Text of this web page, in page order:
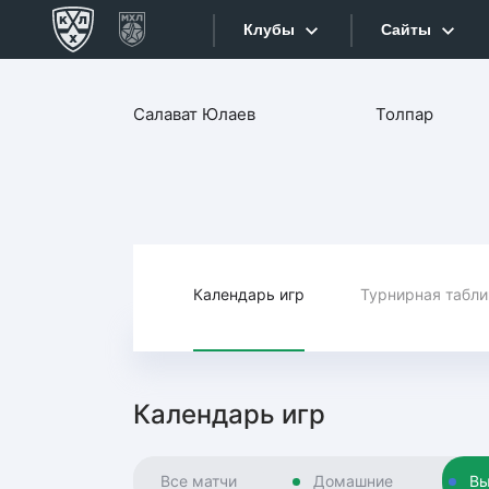
Клубы
Конференция «Запад»
Торпедо
Динамо Мн
Сайты
Сайты
Текстовые
Салават Юлаев Толпар
Календарь игр Турнирная
Календарь игр
Все матчи Домашние